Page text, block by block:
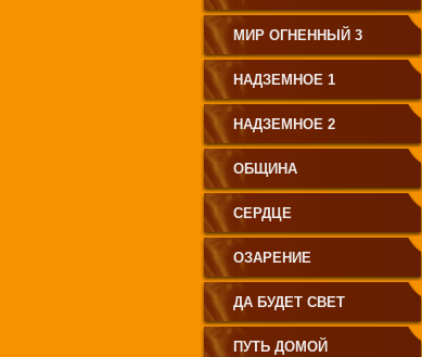
МИР ОГНЕННЫЙ 3
НАДЗЕМНОЕ 1
НАДЗЕМНОЕ 2
ОБЩИНА
СЕРДЦЕ
ОЗАРЕНИЕ
ДА БУДЕТ СВЕТ
ПУТЬ ДОМОЙ